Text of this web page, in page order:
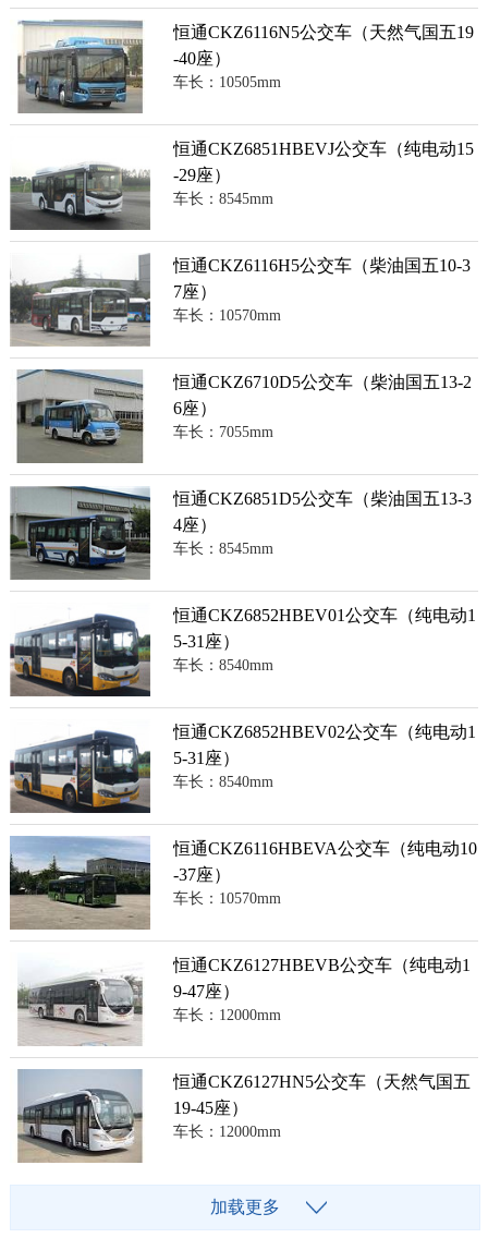
恒通CKZ6116N5公交车（天然气国五19
-40座）
车长：10505mm
恒通CKZ6851HBEVJ公交车（纯电动15
-29座）
车长：8545mm
恒通CKZ6116H5公交车（柴油国五10-3
7座）
车长：10570mm
恒通CKZ6710D5公交车（柴油国五13-2
6座）
车长：7055mm
恒通CKZ6851D5公交车（柴油国五13-3
4座）
车长：8545mm
恒通CKZ6852HBEV01公交车（纯电动1
5-31座）
车长：8540mm
恒通CKZ6852HBEV02公交车（纯电动1
5-31座）
车长：8540mm
恒通CKZ6116HBEVA公交车（纯电动10
-37座）
车长：10570mm
恒通CKZ6127HBEVB公交车（纯电动1
9-47座）
车长：12000mm
恒通CKZ6127HN5公交车（天然气国五
19-45座）
车长：12000mm
加载更多